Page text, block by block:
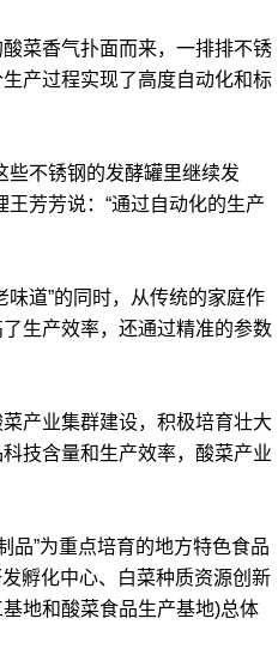
菜香气扑面而来，一排排不锈
产过程实现了高度自动化和标
不锈钢的发酵罐里继续发
芳芳说：“通过自动化的生产
道”的同时，从传统的家庭作
生产效率，还通过精准的参数
产业集群建设，积极培育壮大
技含量和生产效率，酸菜产业
”为重点培育的地方特色食品
孵化中心、白菜种质资源创新
地和酸菜食品生产基地)总体